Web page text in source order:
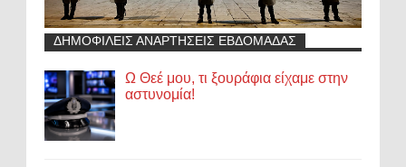
ΔΗΜΟΦΙΛΕΙΣ ΑΝΑΡΤΗΣΕΙΣ ΕΒΔΟΜΑΔΑΣ
Ω Θεέ μου, τι ξουράφια είχαμε στην
αστυνομία!